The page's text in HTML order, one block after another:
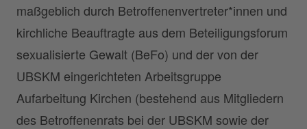
maßgeblich durch Betroffenenvertreter*innen und
kirchliche Beauftragte aus dem Beteiligungsforum
sexualisierte Gewalt (BeFo) und der von der
UBSKM eingerichteten Arbeitsgruppe
Aufarbeitung Kirchen (bestehend aus Mitgliedern
des Betroffenenrats bei der UBSKM sowie der